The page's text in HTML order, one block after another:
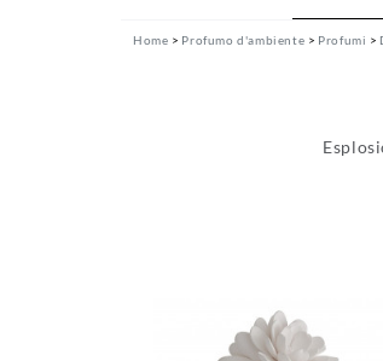
Home Profumo d'ambiente Profumi